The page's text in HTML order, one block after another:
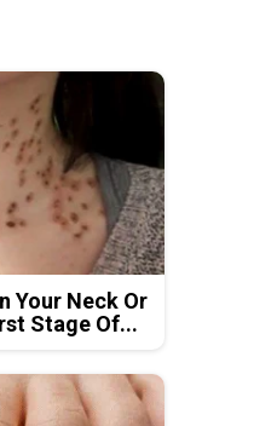
Your Neck Or
Stage Of...